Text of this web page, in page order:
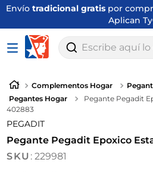
Envío tradicional gratispor
Aplican
Escribe aquí lo que
Complementos Hogar
Pegantes Hogar
Pegante Pegadit
402883
PEGADIT
Pegante Pegadit Epoxico
:229981